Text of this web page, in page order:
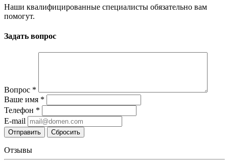
Наши квалифицированные специалисты обязательно вам
помогут.
Задать вопрос
Вопрос *
Ваше имя *
Телефон *
E-mail
Сбросить
Отзывы